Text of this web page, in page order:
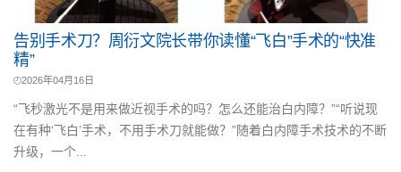
告别手术刀？周衍文院长带你读懂“飞白”手术的“快准
精”
2026年04月16日
“飞秒激光不是用来做近视手术的吗？怎么还能治白内障？”“听说现
在有种‘飞白’手术，不用手术刀就能做？”随着白内障手术技术的不断
升级，一个...